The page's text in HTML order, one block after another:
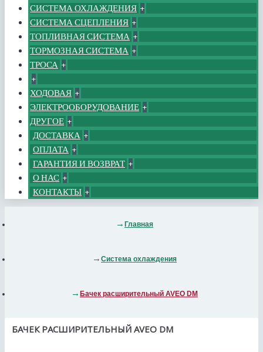
СИСТЕМА ОХЛАЖДЕНИЯ +
СИСТЕМА СЦЕПЛЕНИЯ +
ТОПЛИВНАЯ СИСТЕМА +
ТОРМОЗНАЯ СИСТЕМА +
ТРОСА +
+
ХОДОВАЯ +
ЭЛЕКТРООБОРУДОВАНИЕ +
ДРУГОЕ +
ДОСТАВКА +
ОПЛАТА +
ГАРАНТИЯ И ВОЗВРАТ +
О НАС +
КОНТАКТЫ +
Главная
Система охлаждения
Бачек расширительный AVEO DM
БАЧЕК РАСШИРИТЕЛЬНЫЙ AVEO DM